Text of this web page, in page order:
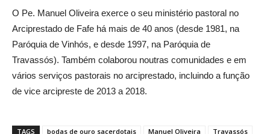
O Pe. Manuel Oliveira exerce o seu ministério pastoral no
Arciprestado de Fafe há mais de 40 anos (desde 1981, na
Paróquia de Vinhós, e desde 1997, na Paróquia de
Travassós). Também colaborou noutras comunidades e em
vários serviços pastorais no arciprestado, incluindo a função
de vice arcipreste de 2013 a 2018.
TAGS bodas de ouro sacerdotais Manuel Oliveira
Travassós